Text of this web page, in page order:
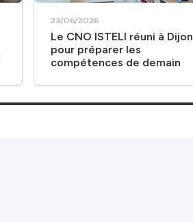
23/06/2026
Le CNO ISTELI réuni à Dijon
pour préparer les
compétences de demain